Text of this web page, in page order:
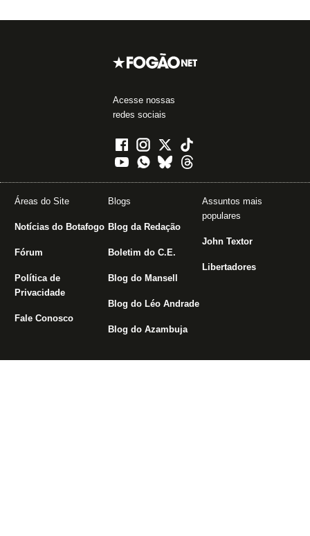
Acesse nossas
redes sociais
Áreas do Site
Notícias do Botafogo
Fórum
Política de
Privacidade
Fale Conosco
Blogs
Blog da Redação
Boletim do C.E.
Blog do Mansell
Blog do Léo Andrade
Blog do Azambuja
Assuntos mais
populares
John Textor
Libertadores